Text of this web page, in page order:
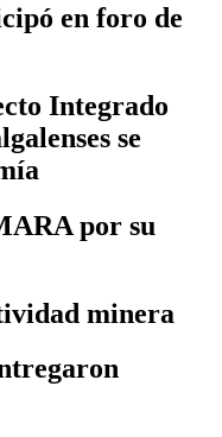
en foro de
Integrado
se
por su
minera